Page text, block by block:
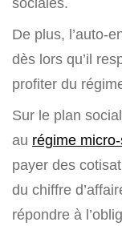
De plus, l’auto-
dès lors qu’il
profiter du
Sur le plan
au régime
payer des
du chiffre
répondre à